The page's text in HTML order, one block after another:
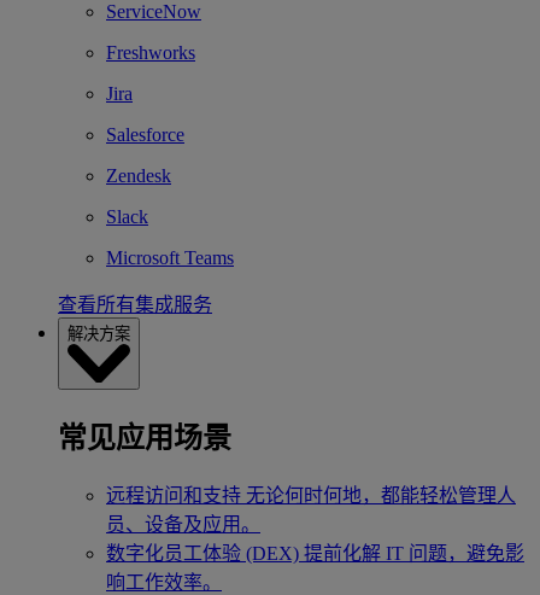
ServiceNow
Freshworks
Jira
Salesforce
Zendesk
Slack
Microsoft Teams
查看所有集成服务
解决方案
常见应用场景
远程访问和支持 无论何时何地，都能轻松管理人
员、设备及应用。
数字化员工体验 (DEX) 提前化解 IT 问题，避免影
响工作效率。